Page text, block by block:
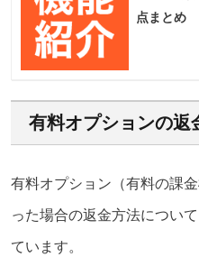
点まとめ
有料オプションの返
有料オプション（有料の課
った場合の返金方法につい
ています。